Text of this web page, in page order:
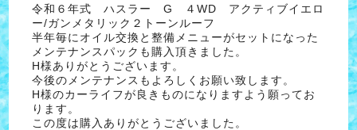
令和６年式 ハスラー G ４WD アクティブイエロ
ー/ガンメタリック２トーンルーフ
半年毎にオイル交換と整備メニューがセットになった
メンテナンスパックも購入頂きました。
H様ありがとうございます。
今後のメンテナンスもよろしくお願い致します。
H様のカーライフが良きものになりますよう願ってお
ります。
この度は購入ありがとうございました。